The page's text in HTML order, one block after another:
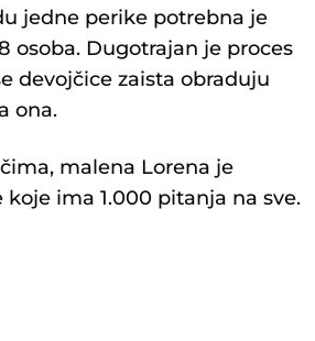
jedne perike potrebna je
osoba. Dugotrajan je proces
devojčice zaista obraduju
ona.
malena Lorena je
ima 1.000 pitanja na sve.